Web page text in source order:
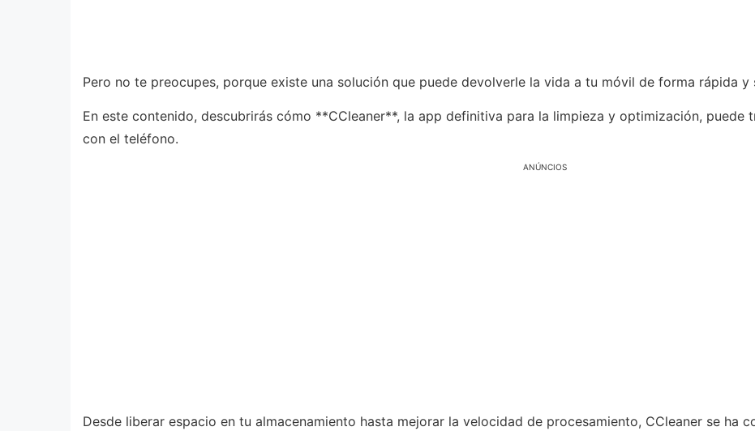
Pero no te preocupes, porque existe una solución que puede devolverle la vida a tu móvil de forma rápida y
En este contenido, descubrirás cómo **CCleaner**, la app definitiva para la limpieza y optimización,
con el teléfono.
ANÚNCIOS
Desde liberar espacio en tu almacenamiento hasta mejorar la velocidad de procesamiento, CCleaner se ha